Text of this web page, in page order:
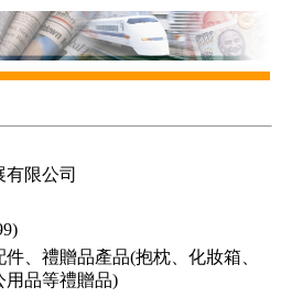
有限公司
件、禮贈品產品(抱枕、化妝箱、
用品等禮贈品)